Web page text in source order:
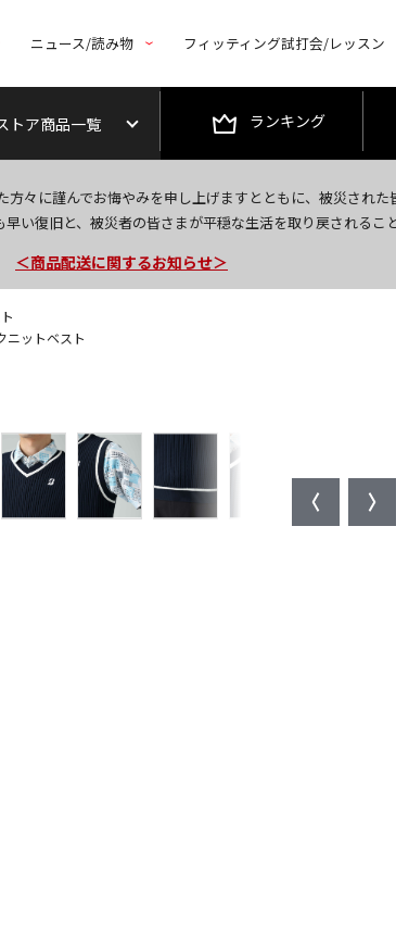
ニュース/読み物 フィッティング試打会/レッスン
トア商品一覧 ランキング
々に謹んでお悔やみを申し上げますとともに、被災された
い復旧と、被災者の皆さまが平穏な生活を取り戻されるこ
今なら新規会員登録で1,000円OFFクーポンプレゼント
＜商品配送に関するお知らせ＞
＜夏季休暇中のご注文・発送・お問い合わせ＞
ニットベスト